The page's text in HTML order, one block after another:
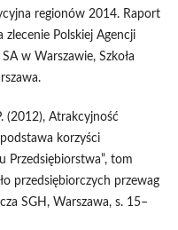
regionów 2014. Raport
Polskiej Agencji
w Warszawie, Szkoła
(2012), Atrakcyjność
korzyści
Przedsiębiorstwa”, tom
przedsiębiorczych przewag
SGH, Warszawa, s. 15–